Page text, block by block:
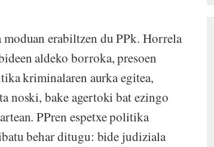
erabiltzen du PPk. Horrela
aldeko borroka, presoen
kriminalaren aurka egitea,
noski, bake agertoki bat ezingo
PPren espetxe politika
behar ditugu: bide judiziala